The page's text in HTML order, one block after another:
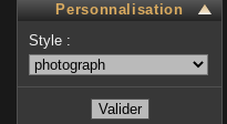
Personnalisation
Style :